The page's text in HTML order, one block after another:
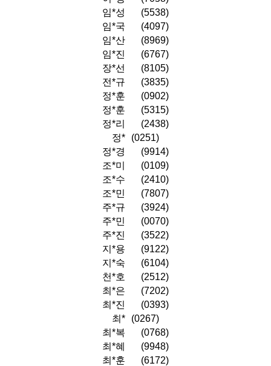
임*성
(5538)
임*국
(4097)
임*산
(8969)
임*진
(6767)
장*선
(8105)
전*규
(3835)
정*훈
(0902)
정*훈
(5315)
정*리
(2438)
정*
(0251)
정*경
(9914)
조*미
(0109)
조*수
(2410)
조*민
(7807)
주*규
(3924)
주*민
(0070)
주*진
(3522)
지*용
(9122)
지*숙
(6104)
천*호
(2512)
최*은
(7202)
최*진
(0393)
최*
(0267)
최*복
(0768)
최*혜
(9948)
최*훈
(6172)